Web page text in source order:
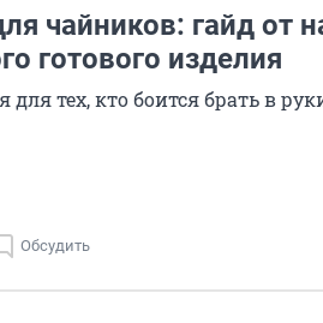
чайников: гайд от
готового изделия
тех, кто боится брать в
Обсудить